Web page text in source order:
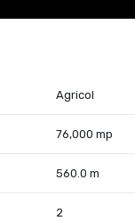
Agricol
76,000 mp
560.0 m
2